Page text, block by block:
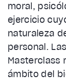
moral,
ejercicio
naturaleza
personal.
Masterclass
ámbito del